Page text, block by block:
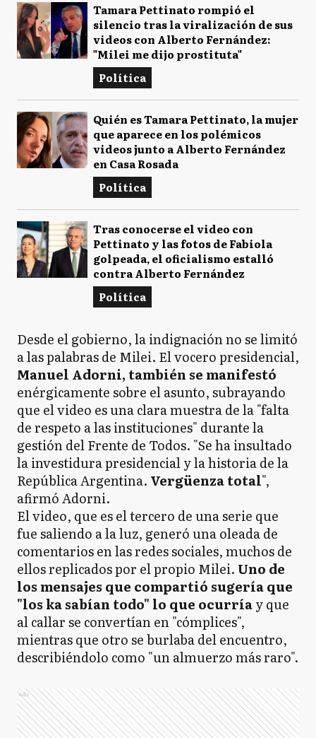
Tamara Pettinato rompió el
silencio tras la viralización de sus
videos con Alberto Fernández:
"Milei me dijo prostituta"
Política
Quién es Tamara Pettinato, la mujer
que aparece en los polémicos
videos junto a Alberto Fernández
en Casa Rosada
Política
Tras conocerse el video con
Pettinato y las fotos de Fabiola
golpeada, el oficialismo estalló
contra Alberto Fernández
Política
Desde el gobierno, la indignación no se limitó
a las palabras de Milei. El vocero presidencial,
Manuel Adorni, también se manifestó
enérgicamente sobre el asunto, subrayando
que el video es una clara muestra de la "falta
de respeto a las instituciones" durante la
gestión del Frente de Todos. "Se ha insultado
la investidura presidencial y la historia de la
República Argentina. Vergüenza total",
afirmó Adorni.
El video, que es el tercero de una serie que
fue saliendo a la luz, generó una oleada de
comentarios en las redes sociales, muchos de
ellos replicados por el propio Milei. Uno de
los mensajes que compartió sugería que
"los ka sabían todo" lo que ocurríay que
al callar se convertían en "cómplices",
mientras que otro se burlaba del encuentro,
describiéndolo como "un almuerzo más raro".
Ads